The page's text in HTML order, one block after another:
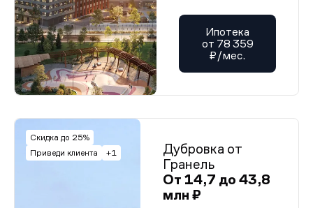
Ипотека
от 78 359
₽/мес.
Скидка до 25%
Приведи клиента
+1
Дубровка от
Гранель
От 14,7 до 43,8
млн ₽